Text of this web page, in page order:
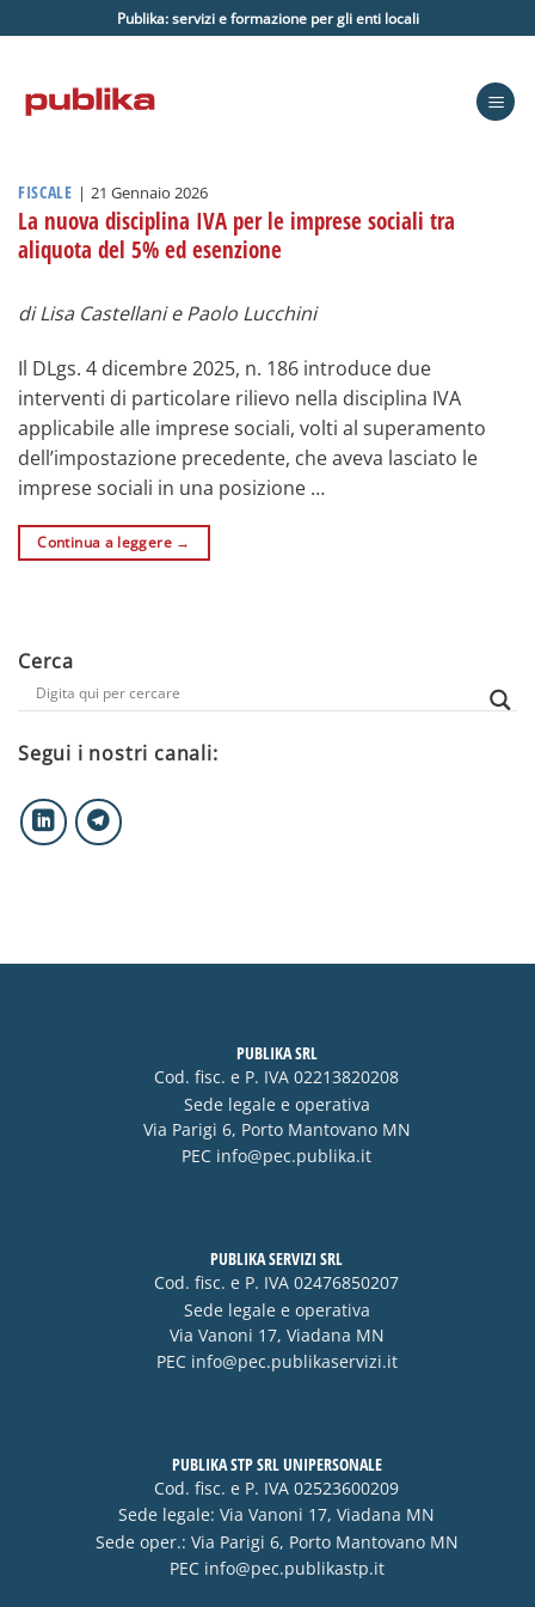
ai
Publika: servizi e formazione per gli enti locali
FISCALE | 21 Gennaio 2026
La nuova disciplina IVA per le imprese sociali tra
aliquota del 5% ed esenzione
di Lisa Castellani e Paolo Lucchini
Il DLgs. 4 dicembre 2025, n. 186 introduce due
interventi di particolare rilievo nella disciplina IVA
applicabile alle imprese sociali, volti al superamento
dell’impostazione precedente, che aveva lasciato le
imprese sociali in una posizione …
Continua a leggere →
Cerca
Segui i nostri canali:
PUBLIKA SRL
Cod. fisc. e P. IVA 02213820208
Sede legale e operativa
Via Parigi 6, Porto Mantovano MN
PEC info@pec.publika.it
PUBLIKA SERVIZI SRL
Cod. fisc. e P. IVA 02476850207
Sede legale e operativa
Via Vanoni 17, Viadana MN
PEC info@pec.publikaservizi.it
PUBLIKA STP SRL UNIPERSONALE
Cod. fisc. e P. IVA 02523600209
Sede legale: Via Vanoni 17, Viadana MN
Sede oper.: Via Parigi 6, Porto Mantovano MN
PEC info@pec.publikastp.it